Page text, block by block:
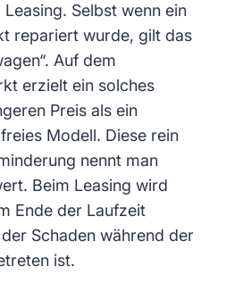
Selbst wenn ein
repariert wurde, gilt das
Auf dem
erzielt ein solches
Preis als ein
Modell. Diese rein
nennt man
Beim Leasing wird
Ende der Laufzeit
Schaden während der
ist.